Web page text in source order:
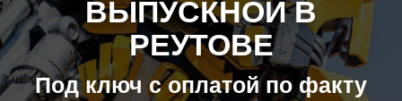
ВЫПУСКНОЙ В
РЕУТОВЕ
Под ключ с оплатой по факту